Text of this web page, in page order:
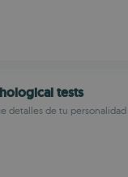
tests
detalles de tu